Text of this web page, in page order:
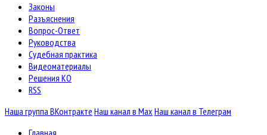
Законы
Разъяснения
Вопрос-Ответ
Руководства
Судебная практика
Видеоматериалы
Решения КО
RSS
Наша группа ВКонтракте Наш канал в Max Наш канал в Телеграм
Главная